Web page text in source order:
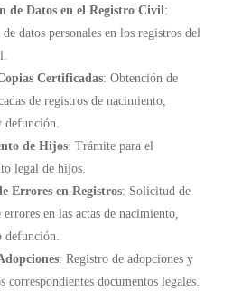
de Datos en el Registro Civil:
datos personales en los registros del
Certificadas: Obtención de
de registros de nacimiento,
defunción.
de Hijos: Trámite para el
legal de hijos.
Errores en Registros: Solicitud de
en las actas de nacimiento,
defunción.
: Registro de adopciones y
correspondientes documentos legales.